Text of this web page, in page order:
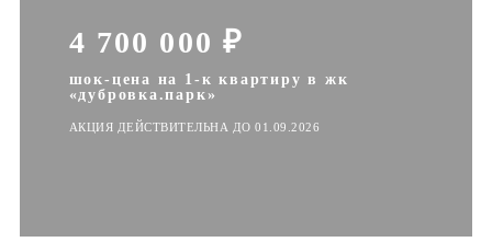
4 700 000 ₽
шок-цена на 1-к квартиру в жк
«дубровка.парк»
АКЦИЯ ДЕЙСТВИТЕЛЬНА ДО 01.09.2026